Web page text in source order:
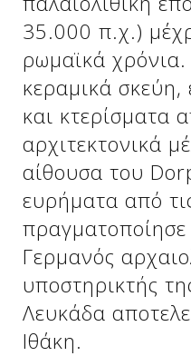
Δείτε μας:
Δείτε μας:
Δείτε μας:
35.000 π.χ.)
ρωμαϊκά χρόνια.
κεραμικά
και κτερίσματα
αρχιτεκτονικά
αίθουσα του
ευρήματα από
πραγματοποίησε
Γερμανός
υποστηρικτής
Λευκάδα
Ιθάκη.